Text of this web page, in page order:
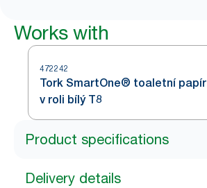
Works with
472242
Tork SmartOne® toaletní papír
v roli bílý T8
Product specifications
Delivery details